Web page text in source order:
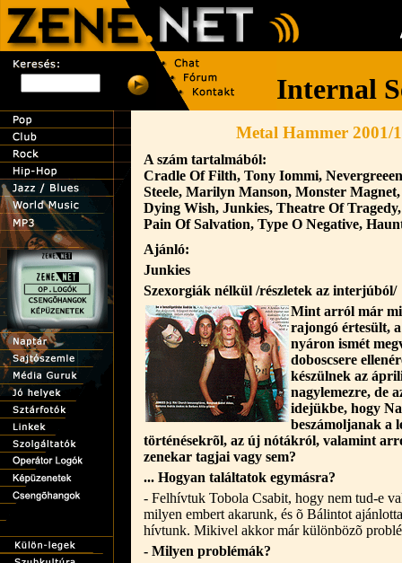
Metal Hammer 2001/
A szám tartalmából:
Cradle Of Filth, Tony Iommi,
Steele, Marilyn Manson, Monster
Dying Wish, Junkies, Theatre Of
Pain Of Salvation, Type O Negative,
Ajánló:
Junkies
Szexorgiák nélkül /részletek az interjúból/
Mint arról már
rajongó értesült,
nyáron ismét
doboscsere
készülnek az
nagylemezre, de
idejükbe, hogy
beszámoljanak a
történésekrõl, az új nótákról, valamint
zenekar tagjai vagy sem?
... Hogyan találtatok egymásra?
- Felhívtuk Tobola Csabit, hogy nem tud-e
milyen embert akarunk, és õ Bálintot
hívtunk. Mikivel akkor már különbözõ
- Milyen problémák?